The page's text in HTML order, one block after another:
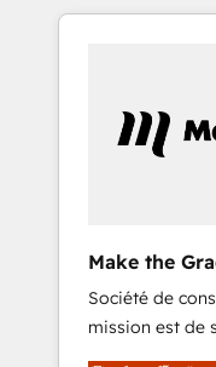
Don't hire a
des données partagées •
Notre équipe
HubSpot
objectifs d’entreprise.
méthodologie
400 clients,
vos enjeux et
Make the
intégrateur
Société de
mission est de
entreprises B2B